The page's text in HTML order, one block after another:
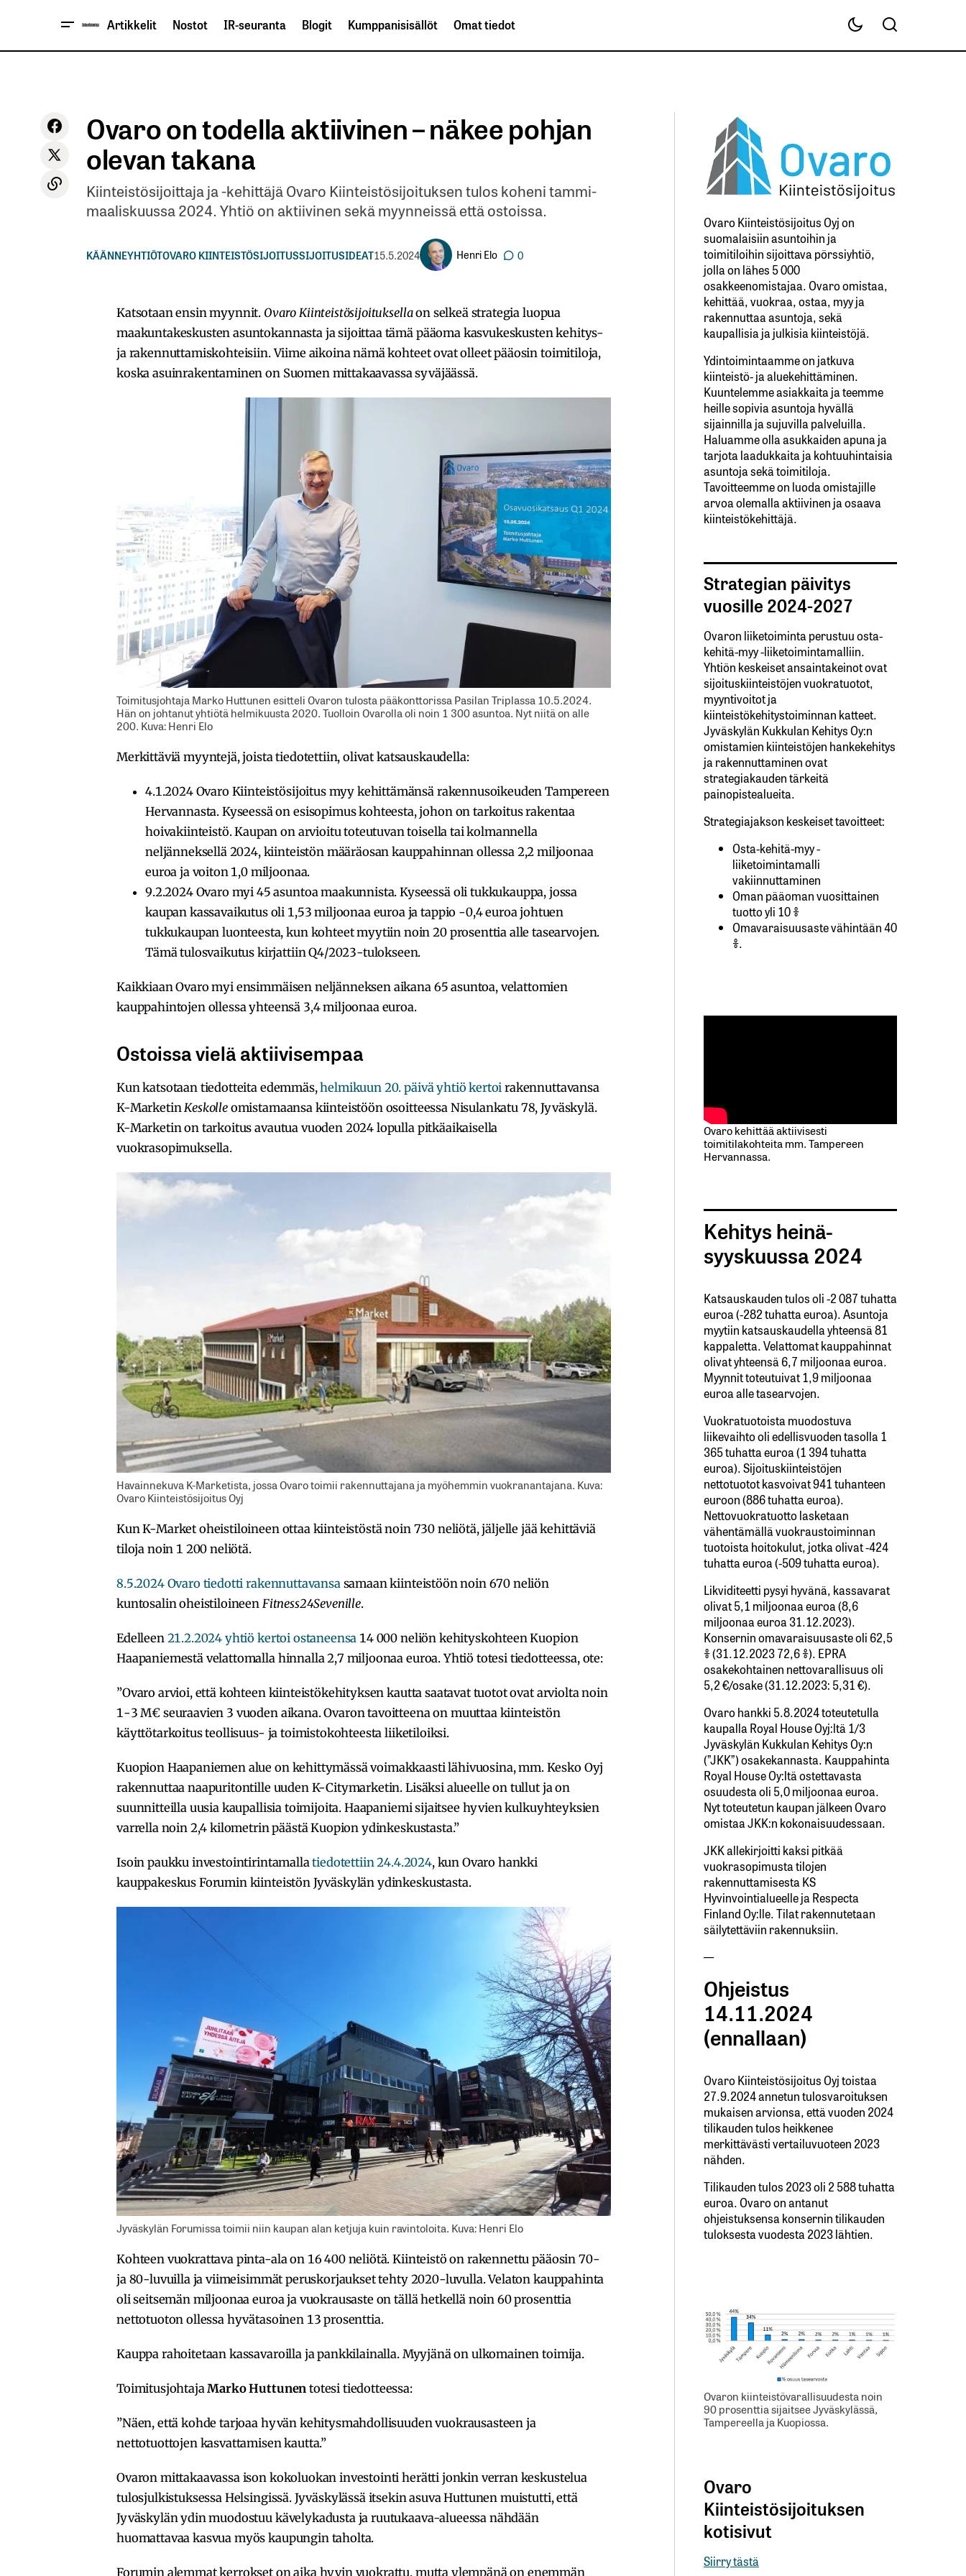
Artikkelit Nostot IR-seuranta Blogit Kumppanisisällöt Omat tiedot
Ovaro on todella aktiivinen – näkee pohjan
olevan takana
Kiinteistösijoittaja ja -kehittäjä Ovaro Kiinteistösijoituksen tulos koheni tammi-
maaliskuussa 2024. Yhtiö on aktiivinen sekä myynneissä että ostoissa.
KÄÄNNEYHTIÖTOVARO KIINTEISTÖSIJOITUSSIJOITUSIDEAT15.5.2024 Henri Elo 0
Katsotaan ensin myynnit. Ovaro Kiinteistösijoituksellaon selkeä strategia luopua
maakuntakeskusten asuntokannasta ja sijoittaa tämä pääoma kasvukeskusten kehitys-
ja rakennuttamiskohteisiin. Viime aikoina nämä kohteet ovat olleet pääosin toimitiloja,
koska asuinrakentaminen on Suomen mittakaavassa syväjäässä.
Toimitusjohtaja Marko Huttunen esitteli Ovaron tulosta pääkonttorissa Pasilan Triplassa 10.5.2024.
Hän on johtanut yhtiötä helmikuusta 2020. Tuolloin Ovarolla oli noin 1 300 asuntoa. Nyt niitä on alle
200. Kuva: Henri Elo
Merkittäviä myyntejä, joista tiedotettiin, olivat katsauskaudella:
4.1.2024 Ovaro Kiinteistösijoitus myy kehittämänsä rakennusoikeuden Tampereen
Hervannasta. Kyseessä on esisopimus kohteesta, johon on tarkoitus rakentaa
hoivakiinteistö. Kaupan on arvioitu toteutuvan toisella tai kolmannella
neljänneksellä 2024, kiinteistön määräosan kauppahinnan ollessa 2,2 miljoonaa
euroa ja voiton 1,0 miljoonaa.
9.2.2024 Ovaro myi 45 asuntoa maakunnista. Kyseessä oli tukkukauppa, jossa
kaupan kassavaikutus oli 1,53 miljoonaa euroa ja tappio -0,4 euroa johtuen
tukkukaupan luonteesta, kun kohteet myytiin noin 20 prosenttia alle tasearvojen.
Tämä tulosvaikutus kirjattiin Q4/2023-tulokseen.
Kaikkiaan Ovaro myi ensimmäisen neljänneksen aikana 65 asuntoa, velattomien
kauppahintojen ollessa yhteensä 3,4 miljoonaa euroa.
Ostoissa vielä aktiivisempaa
Kun katsotaan tiedotteita edemmäs,helmikuun 20. päivä yhtiö kertoi rakennuttavansa
K-Marketin Keskolle omistamaansa kiinteistöön osoitteessa Nisulankatu 78, Jyväskylä.
K-Marketin on tarkoitus avautua vuoden 2024 lopulla pitkäaikaisella
vuokrasopimuksella.
Havainnekuva K-Marketista, jossa Ovaro toimii rakennuttajana ja myöhemmin vuokranantajana. Kuva:
Ovaro Kiinteistösijoitus Oyj
Kun K-Market oheistiloineen ottaa kiinteistöstä noin 730 neliötä, jäljelle jää kehittäviä
tiloja noin 1 200 neliötä.
8.5.2024 Ovaro tiedotti rakennuttavansa samaan kiinteistöön noin 670 neliön
kuntosalin oheistiloineen Fitness24Sevenille.
Edelleen 21.2.2024 yhtiö kertoi ostaneensa 14 000 neliön kehityskohteen Kuopion
Haapaniemestä velattomalla hinnalla 2,7 miljoonaa euroa. Yhtiö totesi tiedotteessa, ote:
”Ovaro arvioi, että kohteen kiinteistökehityksen kautta saatavat tuotot ovat arviolta noin
1-3 M€ seuraavien 3 vuoden aikana. Ovaron tavoitteena on muuttaa kiinteistön
käyttötarkoitus teollisuus- ja toimistokohteesta liiketiloiksi.
Kuopion Haapaniemen alue on kehittymässä voimakkaasti lähivuosina, mm. Kesko Oyj
rakennuttaa naapuritontille uuden K-Citymarketin. Lisäksi alueelle on tullut ja on
suunnitteilla uusia kaupallisia toimijoita. Haapaniemi sijaitsee hyvien kulkuyhteyksien
varrella noin 2,4 kilometrin päästä Kuopion ydinkeskustasta.”
Isoin paukku investointirintamallatiedotettiin 24.4.2024, kun Ovaro hankki
kauppakeskus Forumin kiinteistön Jyväskylän ydinkeskustasta.
Jyväskylän Forumissa toimii niin kaupan alan ketjuja kuin ravintoloita. Kuva: Henri Elo
Kohteen vuokrattava pinta-ala on 16 400 neliötä. Kiinteistö on rakennettu pääosin 70-
ja 80-luvuilla ja viimeisimmät peruskorjaukset tehty 2020-luvulla. Velaton kauppahinta
oli seitsemän miljoonaa euroa ja vuokrausaste on tällä hetkellä noin 60 prosenttia
nettotuoton ollessa hyvätasoinen 13 prosenttia.
Kauppa rahoitetaan kassavaroilla ja pankkilainalla. Myyjänä on ulkomainen toimija.
Toimitusjohtaja Marko Huttunen totesi tiedotteessa:
”Näen, että kohde tarjoaa hyvän kehitysmahdollisuuden vuokrausasteen ja
nettotuottojen kasvattamisen kautta.”
Ovaron mittakaavassa ison kokoluokan investointi herätti jonkin verran keskustelua
tulosjulkistuksessa Helsingissä. Jyväskylässä itsekin asuva Huttunen muistutti, että
Jyväskylän ydin muodostuu kävelykadusta ja ruutukaava-alueessa nähdään
huomattavaa kasvua myös kaupungin taholta.
Forumin alemmat kerrokset on aika hyvin vuokrattu, mutta ylempänä on enemmän
Ovaro Kiinteistösijoitus Oyj on
suomalaisiin asuntoihin ja
toimitiloihin sijoittava pörssiyhtiö,
jolla on lähes 5 000
osakkeenomistajaa. Ovaro omistaa,
kehittää, vuokraa, ostaa, myy ja
rakennuttaa asuntoja, sekä
kaupallisia ja julkisia kiinteistöjä.
Ydintoimintaamme on jatkuva
kiinteistö- ja aluekehittäminen.
Kuuntelemme asiakkaita ja teemme
heille sopivia asuntoja hyvällä
sijainnilla ja sujuvilla palveluilla.
Haluamme olla asukkaiden apuna ja
tarjota laadukkaita ja kohtuuhintaisia
asuntoja sekä toimitiloja.
Tavoitteemme on luoda omistajille
arvoa olemalla aktiivinen ja osaava
kiinteistökehittäjä.
Strategian päivitys
vuosille 2024-2027
Ovaron liiketoiminta perustuu osta-
kehitä-myy -liiketoimintamalliin.
Yhtiön keskeiset ansaintakeinot ovat
sijoituskiinteistöjen vuokratuotot,
myyntivoitot ja
kiinteistökehitystoiminnan katteet.
Jyväskylän Kukkulan Kehitys Oy:n
omistamien kiinteistöjen hankekehitys
ja rakennuttaminen ovat
strategiakauden tärkeitä
painopistealueita.
Strategiajakson keskeiset tavoitteet:
Osta-kehitä-myy -
liiketoimintamalli
vakiinnuttaminen
Oman pääoman vuosittainen
tuotto yli 10 %
Omavaraisuusaste vähintään 40
%.
Ovaro kehittää aktiivisesti
toimitilakohteita mm. Tampereen
Hervannassa.
Kehitys heinä-
syyskuussa 2024
Katsauskauden tulos oli -2 087 tuhatta
euroa (-282 tuhatta euroa). Asuntoja
myytiin katsauskaudella yhteensä 81
kappaletta. Velattomat kauppahinnat
olivat yhteensä 6,7 miljoonaa euroa.
Myynnit toteutuivat 1,9 miljoonaa
euroa alle tasearvojen.
Vuokratuotoista muodostuva
liikevaihto oli edellisvuoden tasolla 1
365 tuhatta euroa (1 394 tuhatta
euroa). Sijoituskiinteistöjen
nettotuotot kasvoivat 941 tuhanteen
euroon (886 tuhatta euroa).
Nettovuokratuotto lasketaan
vähentämällä vuokraustoiminnan
tuotoista hoitokulut, jotka olivat -424
tuhatta euroa (-509 tuhatta euroa).
Likviditeetti pysyi hyvänä, kassavarat
olivat 5,1 miljoonaa euroa (8,6
miljoonaa euroa 31.12.2023).
Konsernin omavaraisuusaste oli 62,5
% (31.12.2023 72,6 %). EPRA
osakekohtainen nettovarallisuus oli
5,2 €/osake (31.12.2023: 5,31 €).
Ovaro hankki 5.8.2024 toteutetulla
kaupalla Royal House Oyj:ltä 1/3
Jyväskylän Kukkulan Kehitys Oy:n
(”JKK”) osakekannasta. Kauppahinta
Royal House Oy:ltä ostettavasta
osuudesta oli 5,0 miljoonaa euroa.
Nyt toteutetun kaupan jälkeen Ovaro
omistaa JKK:n kokonaisuudessaan.
JKK allekirjoitti kaksi pitkää
vuokrasopimusta tilojen
rakennuttamisesta KS
Hyvinvointialueelle ja Respecta
Finland Oy:lle. Tilat rakennutetaan
säilytettäviin rakennuksiin.
—
Ohjeistus
14.11.2024
(ennallaan)
Ovaro Kiinteistösijoitus Oyj toistaa
27.9.2024 annetun tulosvaroituksen
mukaisen arvionsa, että vuoden 2024
tilikauden tulos heikkenee
merkittävästi vertailuvuoteen 2023
nähden.
Tilikauden tulos 2023 oli 2 588 tuhatta
euroa. Ovaro on antanut
ohjeistuksensa konsernin tilikauden
tuloksesta vuodesta 2023 lähtien.
Ovaron kiinteistövarallisuudesta noin
90 prosenttia sijaitsee Jyväskylässä,
Tampereella ja Kuopiossa.
Ovaro
Kiinteistösijoituksen
kotisivut
Siirry tästä